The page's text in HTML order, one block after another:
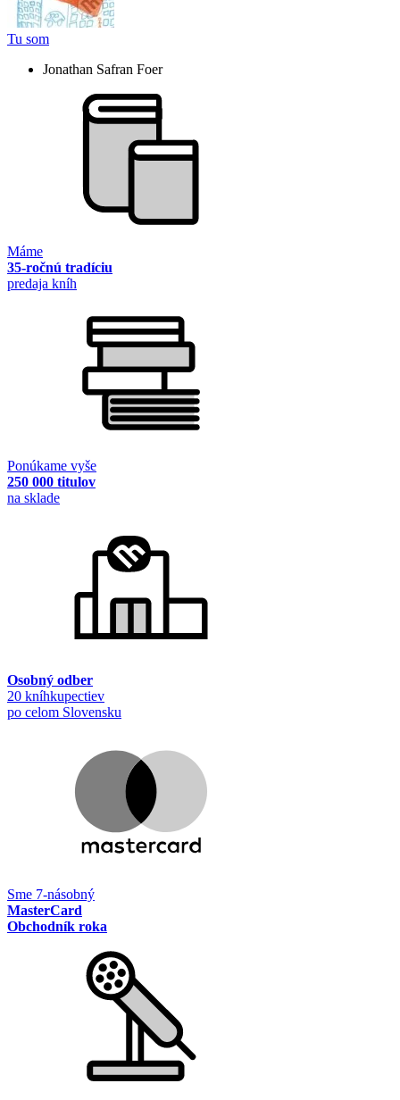
Tu som
Jonathan Safran Foer
Máme
35-ročnú tradíciu
predaja kníh
Ponúkame vyše
250 000 titulov
na sklade
Osobný odber
20 kníhkupectiev
po celom Slovensku
Sme 7-násobný
MasterCard
Obchodník roka